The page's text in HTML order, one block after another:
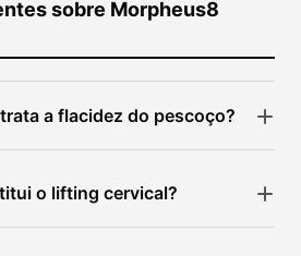
sobre Morpheus8
a flacidez do pescoço?
o lifting cervical?